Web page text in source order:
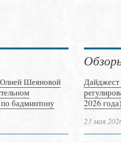
Шеяновой
бадминтону
Дайджест
2026
23 мая